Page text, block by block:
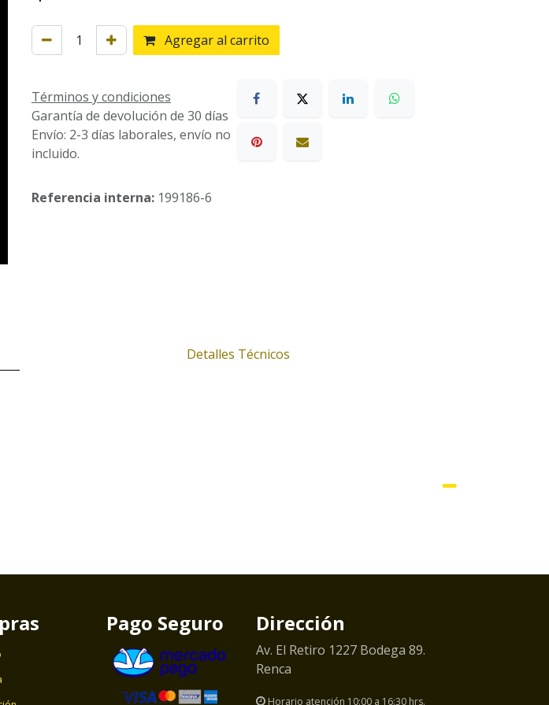
Agregar al carrito
Términos y condiciones
Garantía de devolución de 30 días
Envío: 2-3 días laborales, envío no
incluido.
Referencia interna: 199186-6
Detalles Técnicos
Pago Seguro Dirección
Av. El Retiro 1227 Bodega 89.
Renca
Horario atención 10:00 a 16:30 hrs.